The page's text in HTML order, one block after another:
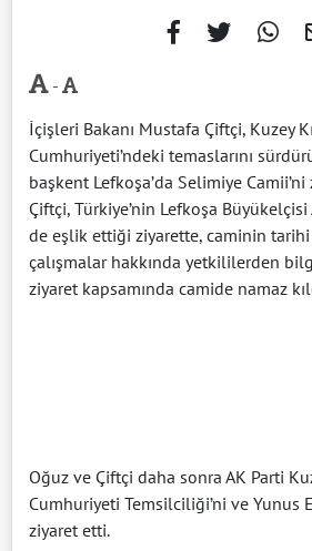
-
İçişleri Bakanı Mustafa Çiftçi, Kuzey
Cumhuriyeti’ndeki temaslarını
başkent Lefkoşa’da Selimiye
Çiftçi, Türkiye’nin Lefkoşa
de eşlik ettiği ziyarette, caminin
çalışmalar hakkında yetkililerden
ziyaret kapsamında camide namaz
Oğuz ve Çiftçi daha sonra AK Parti
Cumhuriyeti Temsilciliği’ni ve Yunus
ziyaret etti.